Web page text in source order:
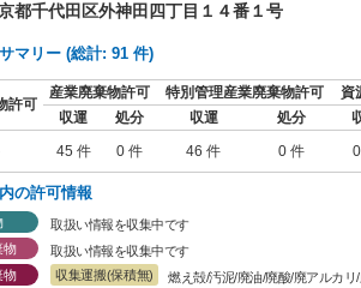
都千代田区外神田四丁目１４番１号
マリー (総計: 91 件)
許可
産業廃棄物許可 特別管理産業廃棄物許可
資
収運
処分 収運 処分
45 件 0 件 46 件 0 件
の許可情報
取扱い情報を収集中です
物
取扱い情報を収集中です
物
収集運搬(保積無)
燃え殻/汚泥/廃油/廃酸/廃アルカ